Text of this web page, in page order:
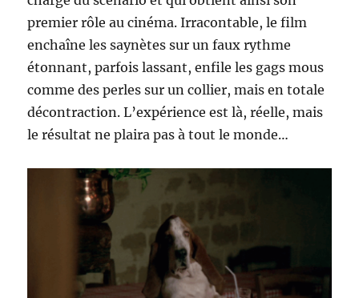
premier rôle au cinéma. Irracontable, le film
enchaîne les saynètes sur un faux rythme
étonnant, parfois lassant, enfile les gags mous
comme des perles sur un collier, mais en totale
décontraction. L’expérience est là, réelle, mais
le résultat ne plaira pas à tout le monde…